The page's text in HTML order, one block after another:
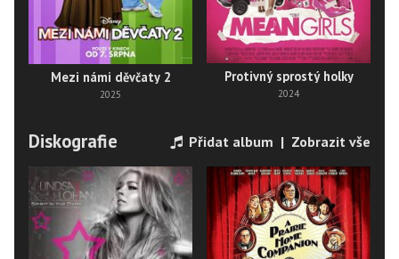
Mezi námi děvčaty 2
2025
Protivný sprostý holky
2024
Diskografie Přidat album | Zobrazit vše